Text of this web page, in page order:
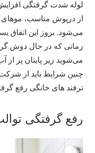
لوله شدت گرفتگی
از درپوش مناسب، موهای
می‌شود. بروز این اتفاق
زمانی که در حال دوش
می‌شوید زیر پایتان پر
چنین شرایط باید از
ترفند های خانگی رفع
رفع گرفتگی